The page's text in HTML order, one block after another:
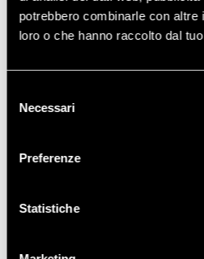
potrebbero combinarle con
loro o che hanno raccolto dal
delNecessari
Preferenze
Statistiche
Catalizzatore Alfa
Catalizzatore Alfa Romeo